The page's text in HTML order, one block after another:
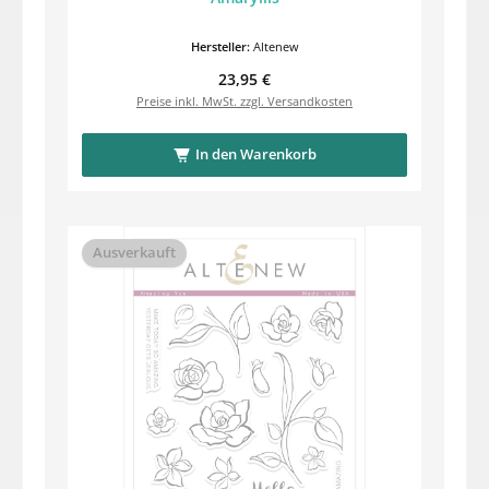
Hersteller: Altenew
Regulärer Preis:
23,95 €
Preise inkl. MwSt. zzgl. Versandkosten
In den Warenkorb
Ausverkauft